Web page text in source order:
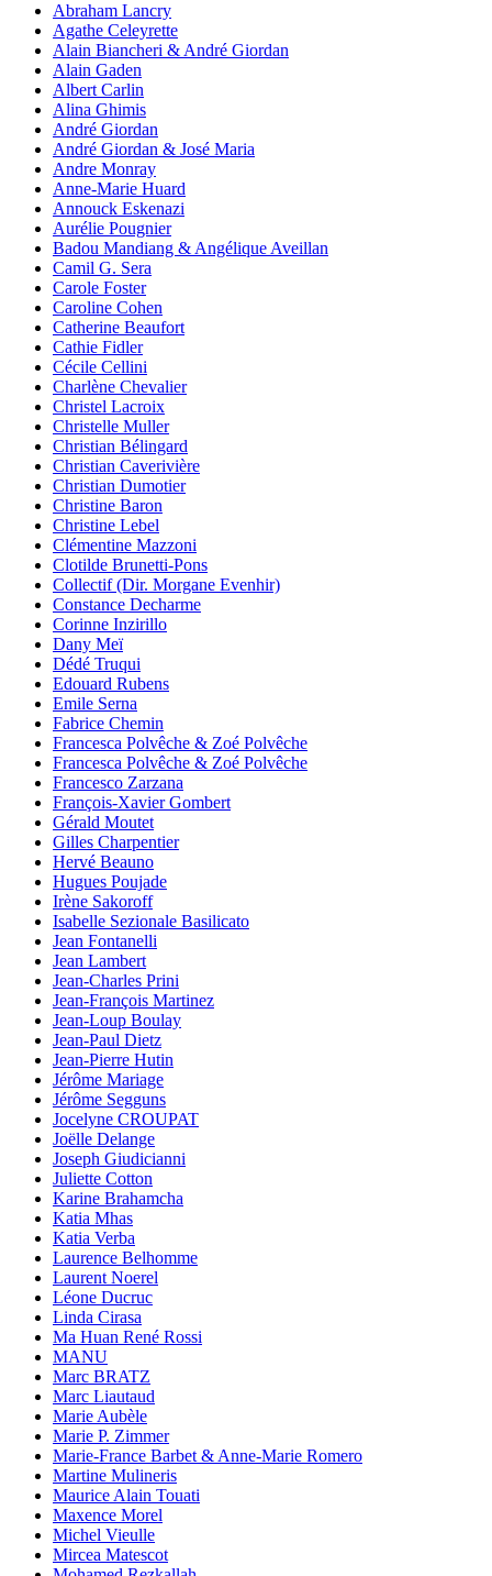
Abraham Lancry
Agathe Celeyrette
Alain Biancheri & André Giordan
Alain Gaden
Albert Carlin
Alina Ghimis
André Giordan
André Giordan & José Maria
Andre Monray
Anne-Marie Huard
Annouck Eskenazi
Aurélie Pougnier
Badou Mandiang & Angélique Aveillan
Camil G. Sera
Carole Foster
Caroline Cohen
Catherine Beaufort
Cathie Fidler
Cécile Cellini
Charlène Chevalier
Christel Lacroix
Christelle Muller
Christian Bélingard
Christian Caverivière
Christian Dumotier
Christine Baron
Christine Lebel
Clémentine Mazzoni
Clotilde Brunetti-Pons
Collectif (Dir. Morgane Evenhir)
Constance Decharme
Corinne Inzirillo
Dany Meï
Dédé Truqui
Edouard Rubens
Emile Serna
Fabrice Chemin
Francesca Polvêche & Zoé Polvêche
Francesca Polvêche & Zoé Polvêche
Francesco Zarzana
François-Xavier Gombert
Gérald Moutet
Gilles Charpentier
Hervé Beauno
Hugues Poujade
Irène Sakoroff
Isabelle Sezionale Basilicato
Jean Fontanelli
Jean Lambert
Jean-Charles Prini
Jean-François Martinez
Jean-Loup Boulay
Jean-Paul Dietz
Jean-Pierre Hutin
Jérôme Mariage
Jérôme Segguns
Jocelyne CROUPAT
Joëlle Delange
Joseph Giudicianni
Juliette Cotton
Karine Brahamcha
Katia Mhas
Katia Verba
Laurence Belhomme
Laurent Noerel
Léone Ducruc
Linda Cirasa
Ma Huan René Rossi
MANU
Marc BRATZ
Marc Liautaud
Marie Aubèle
Marie P. Zimmer
Marie-France Barbet & Anne-Marie Romero
Martine Mulineris
Maurice Alain Touati
Maxence Morel
Michel Vieulle
Mircea Matescot